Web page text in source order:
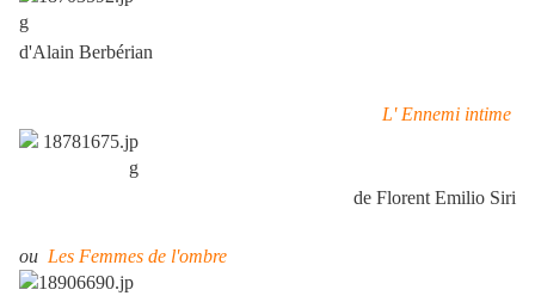
d'Alain Berbérian
L' Ennemi intime
de Florent Emilio Siri
ou Les Femmes de l'ombre